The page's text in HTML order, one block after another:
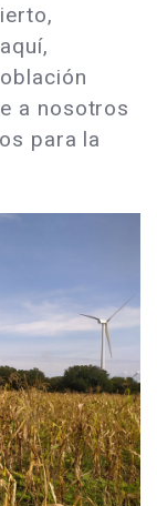
a nosotros
para la